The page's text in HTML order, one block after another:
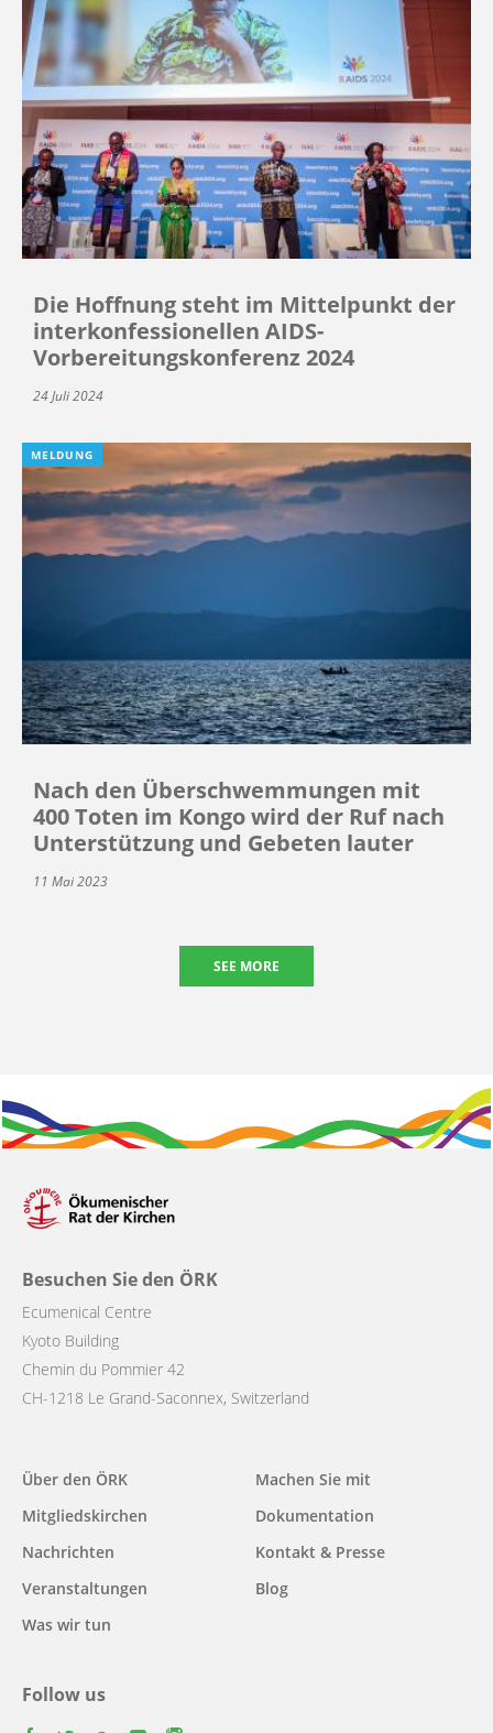
Die Hoffnung steht im Mittelpunkt der
interkonfessionellen AIDS-
Vorbereitungskonferenz 2024
24 Juli 2024
MELDUNG
Nach den Überschwemmungen mit
400 Toten im Kongo wird der Ruf nach
Unterstützung und Gebeten lauter
11 Mai 2023
SEE MORE
Besuchen Sie den ÖRK
Ecumenical Centre
Kyoto Building
Chemin du Pommier 42
CH-1218 Le Grand-Saconnex, Switzerland
Main
navigation
Über den ÖRK
Mitgliedskirchen
Nachrichten
Veranstaltungen
Was wir tun
Machen Sie mit
Dokumentation
Kontakt & Presse
Blog
Follow us